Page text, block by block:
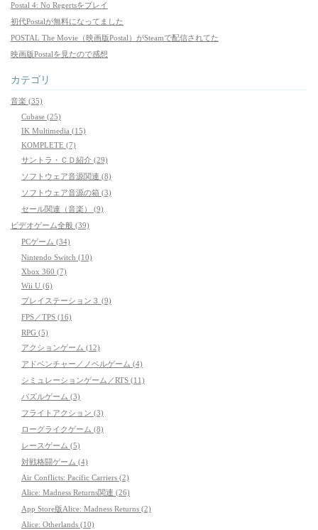
Postal 4: No Regertsをプレイ
初代Postalが無料になってました
POSTAL The Movie（映画版Postal）がSteamで配信されてた
映画版Postalを見たので感想
カテゴリ
音楽 (35)
Cubase (25)
IK Multimedia (15)
KOMPLETE (7)
サントラ・ＣＤ紹介 (29)
ソフトウェア音源関連 (8)
ソフトウェア音源の箱 (3)
セール関連（音楽） (9)
ビデオゲーム全般 (39)
PCゲーム (34)
Nintendo Switch (10)
Xbox 360 (7)
Wii U (6)
プレイステーション３ (9)
FPS／TPS (16)
RPG (5)
アクションゲーム (12)
アドベンチャー／ノベルゲーム (4)
シミュレーションゲーム／RTS (11)
パズルゲーム (3)
フライトアクション (3)
ローグライクゲーム (8)
レースゲーム (5)
対戦格闘ゲーム (4)
Air Conflicts: Pacific Carriers (2)
Alice: Madness Returns関連 (26)
App Store版Alice: Madness Returns (2)
Alice: Otherlands (10)